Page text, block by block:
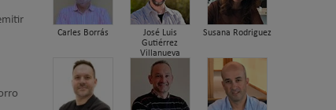
Carles Borrás
José Luis
Gutiérrez
Villanueva
Susana Rodriguez